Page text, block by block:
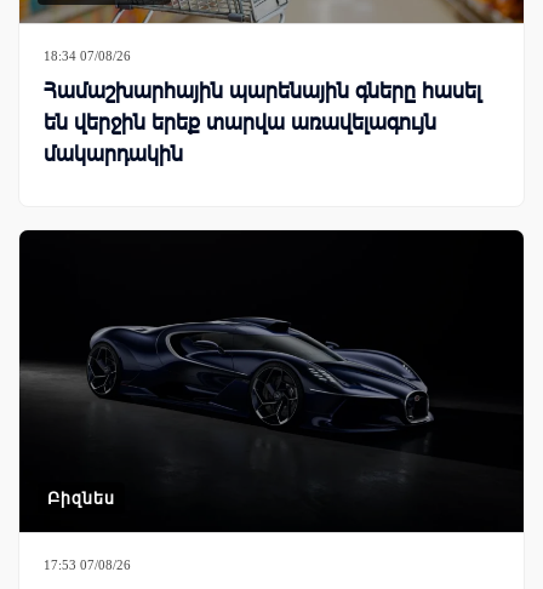
18:34 07/08/26
Համաշխարհային պարենային գները հասել
են վերջին երեք տարվա առավելագույն
մակարդակին
Բիզնես
17:53 07/08/26